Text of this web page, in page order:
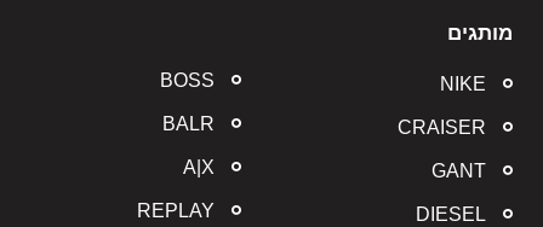
מותגים
NIKE
CRAISER
GANT
DIESEL
BOSS
BALR
A|X
REPLAY